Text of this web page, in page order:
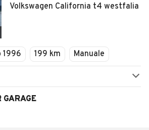
Volkswagen California t4 westfalia
1996 199 km Manuale
GARAGE